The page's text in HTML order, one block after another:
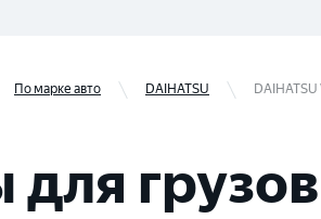
По марке авто DAIHATSU